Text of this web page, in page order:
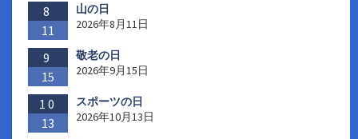
8
11
山の日
2026年8月11日
9
15
敬老の日
2026年9月15日
10
13
スポーツの日
2026年10月13日